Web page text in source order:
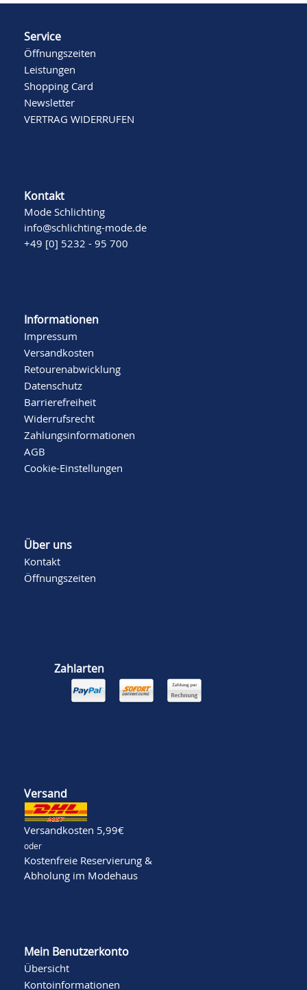
Service
Öffnungszeiten
Leistungen
Shopping Card
Newsletter
VERTRAG WIDERRUFEN
Kontakt
Mode Schlichting
info@schlichting-mode.de
+49 [0] 5232 - 95 700
Informationen
Impressum
Versandkosten
Retourenabwicklung
Datenschutz
Barrierefreiheit
Widerrufsrecht
Zahlungsinformationen
AGB
Cookie-Einstellungen
Über uns
Kontakt
Öffnungszeiten
Zahlarten
Versand
Versandkosten 5,99€
oder
Kostenfreie Reservierung &
Abholung im Modehaus
Mein Benutzerkonto
Übersicht
Kontoinformationen